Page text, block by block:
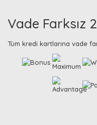
Vade Farksız
Tüm kredi kartlarına vade